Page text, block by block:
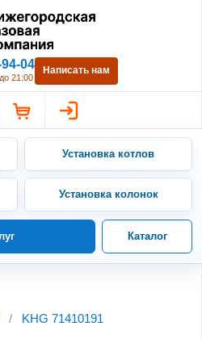
Нижегородская Газовая
04
21:00
Написать нам
Установка котлов
Установка колонок
Каталог
/ KHG 71410191